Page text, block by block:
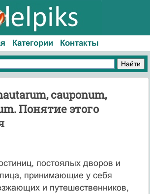
Категории Контакты
cauponum,
Понятие этого
постоялых дворов и
принимающие у себя
и путешественников,